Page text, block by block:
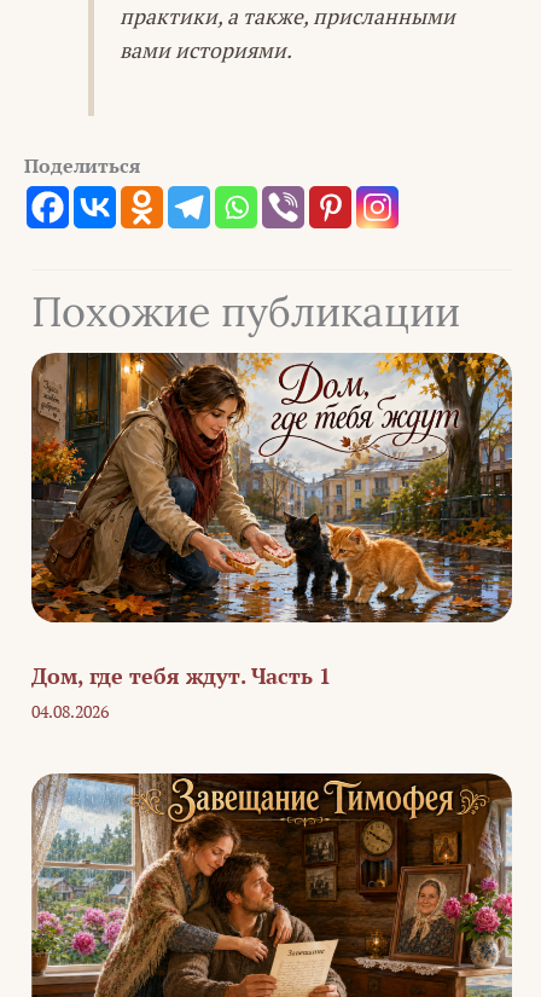
практики, а также, присланными
вами историями.
Поделиться
Похожие публикации
Дом, где тебя ждут. Часть 1
04.08.2026